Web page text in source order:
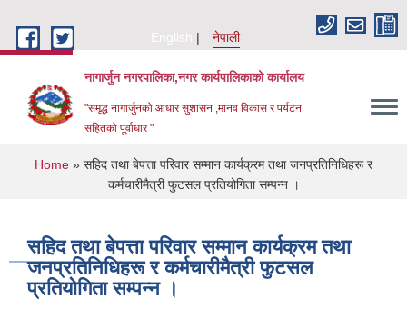
English
नेपाली
नागार्जुन नगरपालिका,नगर कार्यपालिकाको कार्यालय
"समृद्ध नागार्जुनको आधार सुशासन ,मानव विकास र पर्यटन
सहितको पूर्वाधार "
You are here
Home » सहिद तथा बेपत्ता परिवार सम्मान कार्यक्रम तथा जनप्रतिनिधिहरू र
कर्मचारीमैत्री फुटसल प्रतियोगिता सम्पन्न ।
सहिद तथा बेपत्ता परिवार सम्मान कार्यक्रम तथा
जनप्रतिनिधिहरू र कर्मचारीमैत्री फुटसल
प्रतियोगिता सम्पन्न ।